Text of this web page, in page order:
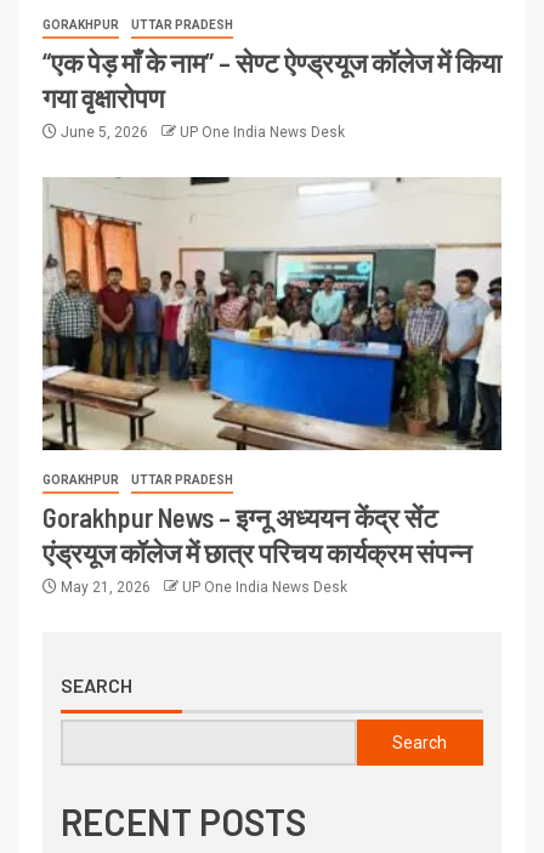
GORAKHPUR UTTAR PRADESH
“एक पेड़ माँ के नाम” – सेण्ट ऐण्ड्रयूज कॉलेज में किया
गया वृक्षारोपण
June 5, 2026 UP One India News Desk
GORAKHPUR UTTAR PRADESH
Gorakhpur News – इग्नू अध्ययन केंद्र सेंट
एंड्रयूज कॉलेज में छात्र परिचय कार्यक्रम संपन्न
May 21, 2026 UP One India News Desk
SEARCH
Search
RECENT POSTS